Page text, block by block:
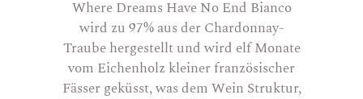
Where Dreams Have No End Bianco
wird zu 97% aus der Chardonnay-
Traube hergestellt und wird elf Monate
vom Eichenholz kleiner französischer
Fässer geküsst, was dem Wein Struktur,